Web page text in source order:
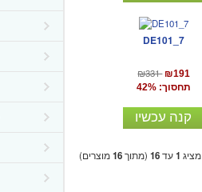
DE101_7
₪331 ₪191
תחסוך: 42%
קנה עכשיו
מציג 1עד16(מתוך16מוצרים)